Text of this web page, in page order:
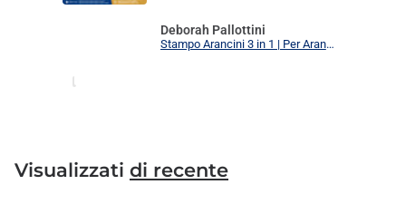
Deborah Pallottini
Stampo Arancini 3 in 1 | Per Arancini, Supplì e Polpette Uniformi | 3 Forme Intercambiabili Food Grade + Ricettario
Visualizzati di recente